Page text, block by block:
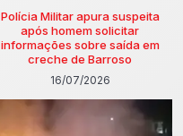
Polícia Militar apura suspeita
após homem solicitar
informações sobre saída em
creche de Barroso
16/07/2026